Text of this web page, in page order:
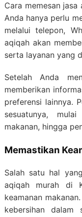
Cara memesan
Anda hanya perlu
melalui telepon,
aqiqah akan
serta layanan yang
Setelah Anda
memberikan
preferensi lainnya.
sesuatunya,
makanan, hingga
Memastikan
Salah satu hal
aqiqah murah di
keamanan
kebersihan dalam